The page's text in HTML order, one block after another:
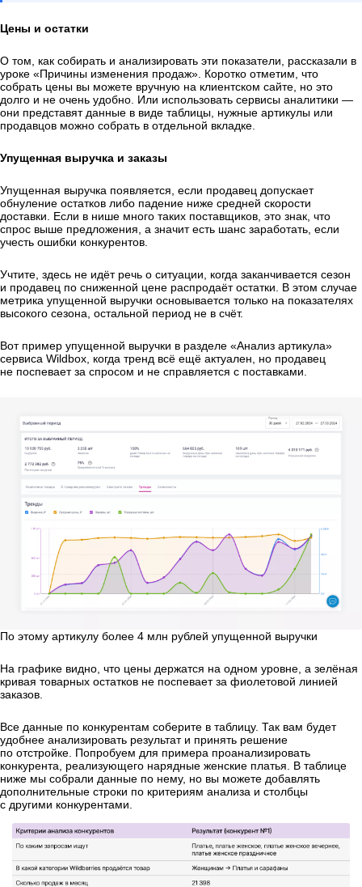
Цены и остатки
О том, как собирать и анализировать эти показатели, рассказали в
уроке «Причины изменения продаж». Коротко отметим, что
собрать цены вы можете вручную на клиентском сайте, но это
долго и не очень удобно. Или использовать сервисы аналитики —
они представят данные в виде таблицы, нужные артикулы или
продавцов можно собрать в отдельной вкладке.
Упущенная выручка и заказы
Упущенная выручка появляется, если продавец допускает
обнуление остатков либо падение ниже средней скорости
доставки. Если в нише много таких поставщиков, это знак, что
спрос выше предложения, а значит есть шанс заработать, если
учесть ошибки конкурентов.
Учтите, здесь не идёт речь о ситуации, когда заканчивается сезон
и продавец по сниженной цене распродаёт остатки. В этом случае
метрика упущенной выручки основывается только на показателях
высокого сезона, остальной период не в счёт.
Вот пример упущенной выручки в разделе «Анализ артикула»
сервиса Wildbox, когда тренд всё ещё актуален, но продавец
не поспевает за спросом и не справляется с поставками.
По этому артикулу более 4 млн рублей упущенной выручки
На графике видно, что цены держатся на одном уровне, а зелёная
кривая товарных остатков не поспевает за фиолетовой линией
заказов.
Все данные по конкурентам соберите в таблицу. Так вам будет
удобнее анализировать результат и принять решение
по отстройке. Попробуем для примера проанализировать
конкурента, реализующего нарядные женские платья. В таблице
ниже мы собрали данные по нему, но вы можете добавлять
дополнительные строки по критериям анализа и столбцы
с другими конкурентами.